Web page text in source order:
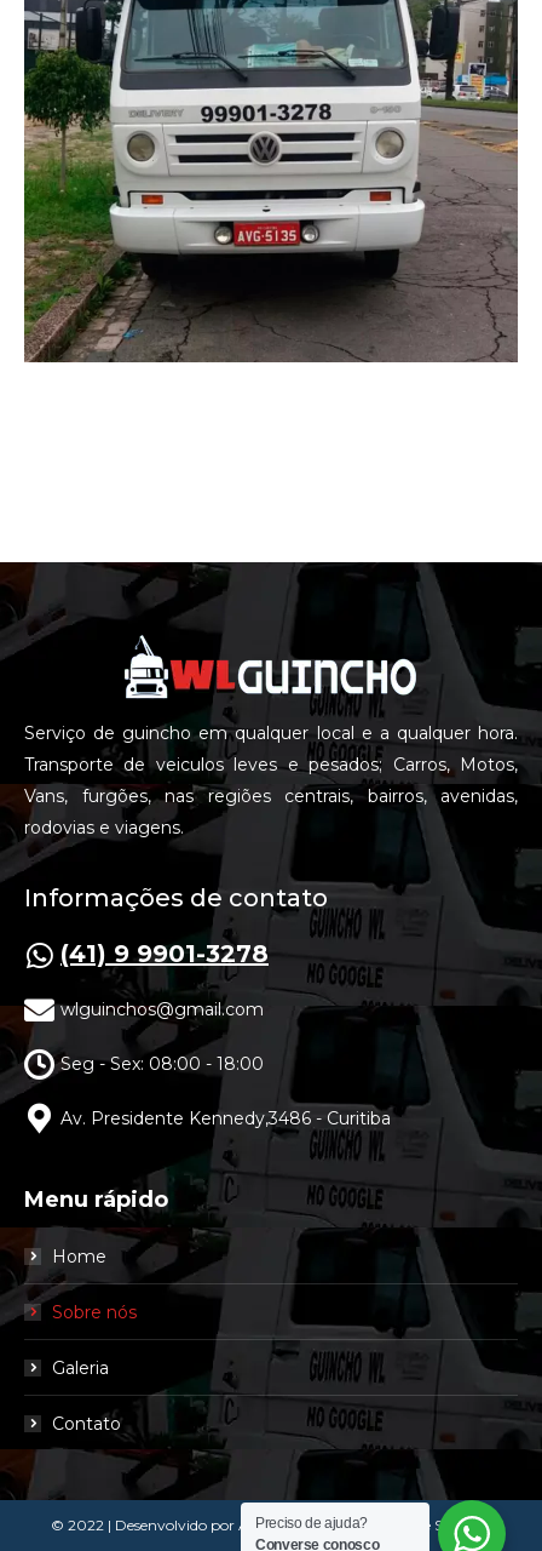
Serviço de guincho em qualquer local e a qualquer hora.
Transporte de veiculos leves e pesados; Carros, Motos,
Vans, furgões, nas regiões centrais, bairros, avenidas,
rodovias e viagens.
Informações de contato
(41) 9 9901-3278
wlguinchos@gmail.com
Seg - Sex: 08:00 - 18:00
Av. Presidente Kennedy,3486 - Curitiba
Menu rápido
Home
Sobre nós
Galeria
Contato
© 2022 | Desenvolvido por Agência ZER01 - Criação de Sites em
Preciso de ajuda?
Converse conosco